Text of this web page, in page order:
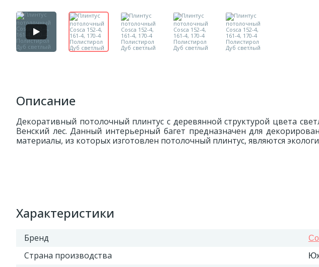
Описание
Декоративный потолочный плинтус с деревянной структурой цвета
Венский лес. Данный интерьерный багет предназначен для
материалы, из которых изготовлен потолочный плинтус, являются
Характеристики
Бренд
Страна производства